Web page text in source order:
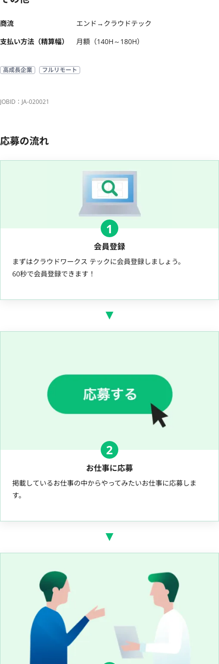
商流
エンド→クラウドテック
支払い方法（精算幅）
月額（140H～180H）
高成長企業 フルリモート
JOBID：JA-020021
応募の流れ
1
会員登録
まずはクラウドワークス テックに会員登録しましょう。
60秒で会員登録できます！
2
お仕事に応募
掲載しているお仕事の中からやってみたいお仕事に応募しま
す。